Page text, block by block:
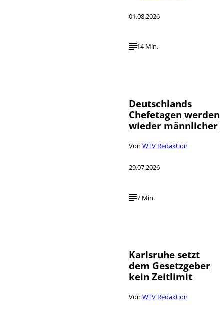
01.08.2026
14 Min.
Deutschlands
Chefetagen werden
wieder männlicher
Von WTV Redaktion
29.07.2026
7 Min.
Karlsruhe setzt
dem Gesetzgeber
kein Zeitlimit
Von WTV Redaktion